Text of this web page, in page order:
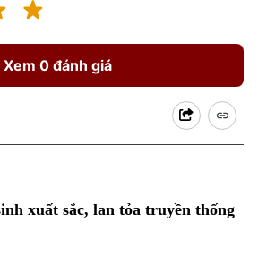
Xem 0 đánh giá
xuất sắc, lan tỏa truyền thống